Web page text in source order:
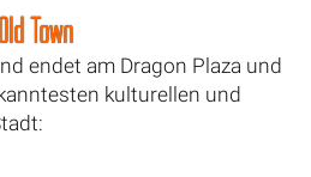
Town
endet am Dragon Plaza und
kulturellen und